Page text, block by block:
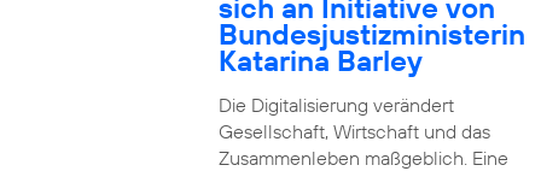
sich an Initiative von
Bundesjustizministerin
Katarina Barley
Die Digitalisierung verändert
Gesellschaft, Wirtschaft und das
Zusammenleben maßgeblich. Eine